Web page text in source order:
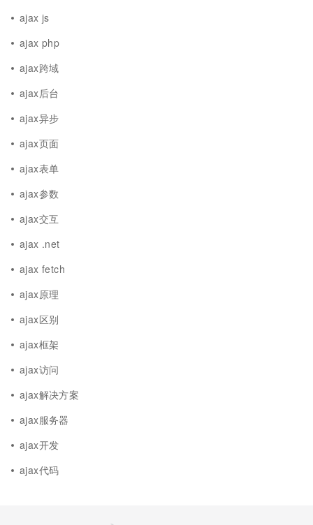
ajax js
ajax php
ajax跨域
ajax后台
ajax异步
ajax页面
ajax表单
ajax参数
ajax交互
ajax .net
ajax fetch
ajax原理
ajax区别
ajax框架
ajax访问
ajax解决方案
ajax服务器
ajax开发
ajax代码